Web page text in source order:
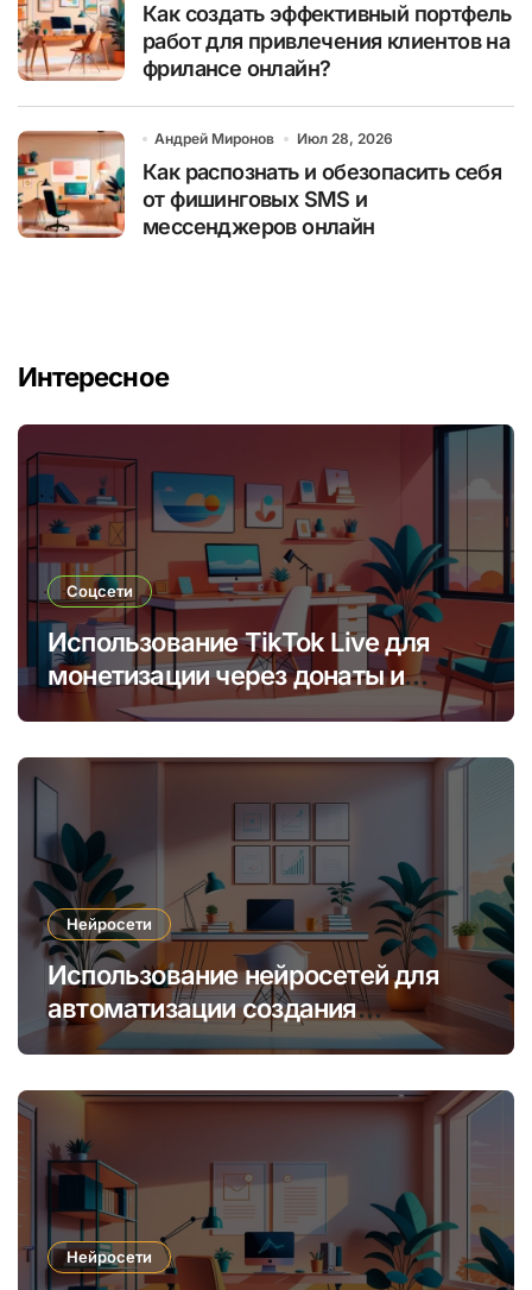
Как создать эффективный портфель
работ для привлечения клиентов на
фрилансе онлайн?
Андрей Миронов Июл 28, 2026
Как распознать и обезопасить себя
от фишинговых SMS и
мессенджеров онлайн
Интересное
Соцсети
Использование TikTok Live для
монетизации через донаты и
платные подписки
Нейросети
Использование нейросетей для
автоматизации создания
уникальных интернет-курсов и
Нейросети